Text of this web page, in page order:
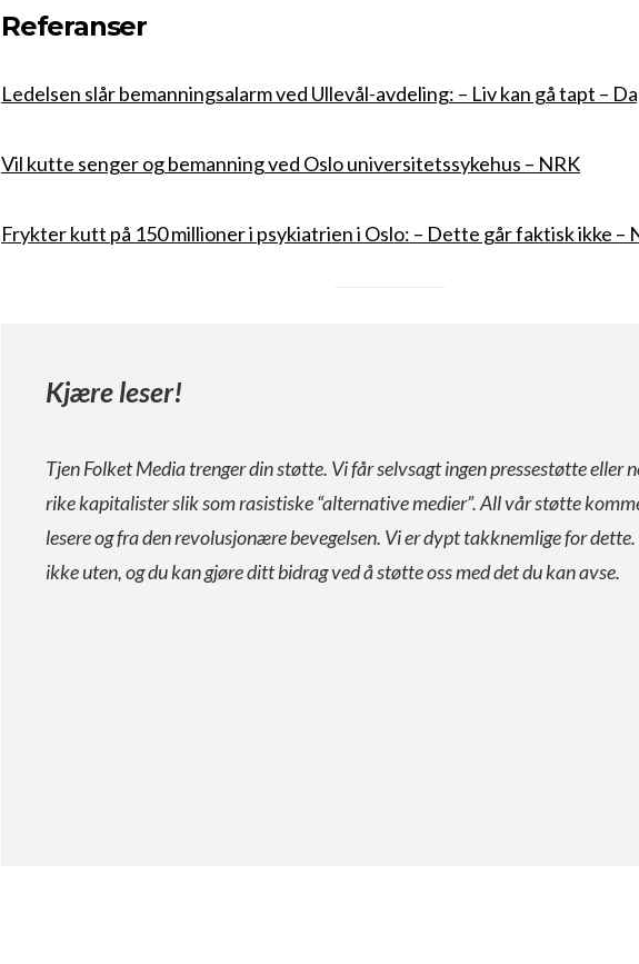
Referanser
Ledelsen slår bemanningsalarm ved Ullevål-avdeling: – Liv kan gå tapt –
Vil kutte senger og bemanning ved Oslo universitetssykehus – NRK
Frykter kutt på 150 millioner i psykiatrien i Oslo: – Dette går faktisk ikke –
Kjære leser!
Tjen Folket Media trenger din støtte. Vi får selvsagt ingen pressestøtte eller
rike kapitalister slik som rasistiske “alternative medier”. All vår støtte
lesere og fra den revolusjonære bevegelsen. Vi er dypt takknemlige for
ikke uten, og du kan gjøre ditt bidrag ved å støtte oss med det du kan avse.